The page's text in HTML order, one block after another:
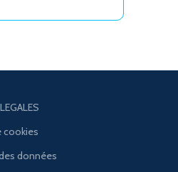
cookies
données